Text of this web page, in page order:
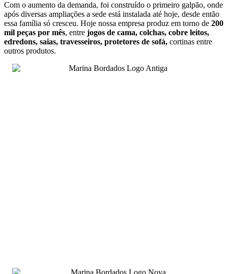
Com o aumento da demanda, foi construído o primeiro galpão, onde
após diversas ampliações a sede está instalada até hoje, desde então
essa família só cresceu. Hoje nossa empresa produz em torno de 200
mil peças por mês, entre jogos de cama, colchas, cobre leitos,
edredons, saias, travesseiros, protetores de sofá, cortinas entre
outros produtos.